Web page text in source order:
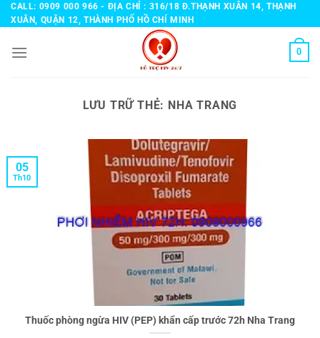
Bỏ
qua
dung
CALL: 0909 000 966 - ĐỊA CHỈ : 316/18 Đ.THẠNH XUÂN 14, THẠNH
XUÂN, QUẬN 12, THÀNH PHỐ HỒ CHÍ MINH
0
LƯU TRỮ THẺ: NHA TRANG
Thuốc phòng ngừa HIV (PEP) khẩn cấp trước 72h Nha Trang
05
Th10